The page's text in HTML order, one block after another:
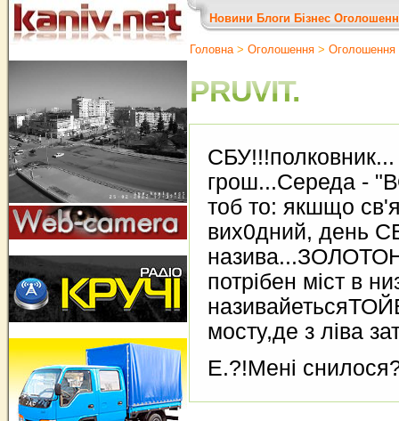
Новини Блоги Бізнес
Головна> Оголошення > Оголошення
PRUVIT.
грош...Середа -
тоб то: якшщо
вих0дний, день
потрiбен мiст в
мосту,де з лiва
Е.?!Менi